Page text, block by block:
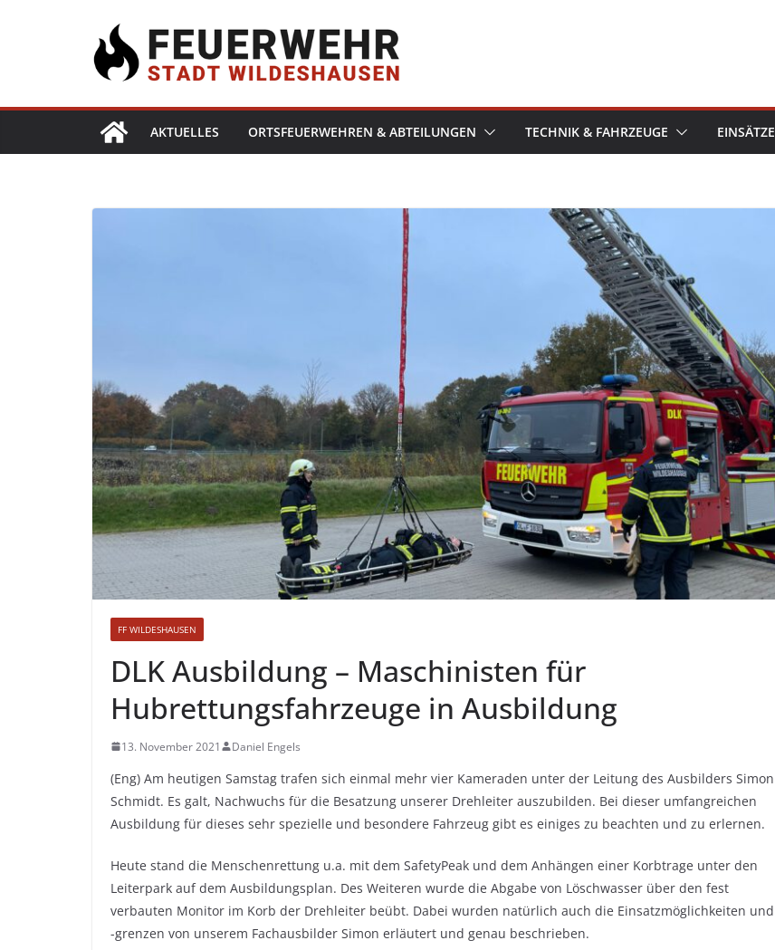
AKTUELLES ORTSFEUERWEHREN & ABTEILUNGEN TECHNIK & FAHRZEUGE EINSÄTZE
FF WILDESHAUSEN
DLK Ausbildung – Maschinisten für
Hubrettungsfahrzeuge in Ausbildung
13. November 2021 Daniel Engels
(Eng) Am heutigen Samstag trafen sich einmal mehr vier Kameraden unter der Leitung des Ausbilders Simon
Schmidt. Es galt, Nachwuchs für die Besatzung unserer Drehleiter auszubilden. Bei dieser umfangreichen
Ausbildung für dieses sehr spezielle und besondere Fahrzeug gibt es einiges zu beachten und zu erlernen.
Heute stand die Menschenrettung u.a. mit dem SafetyPeak und dem Anhängen einer Korbtrage unter den
Leiterpark auf dem Ausbildungsplan. Des Weiteren wurde die Abgabe von Löschwasser über den fest
verbauten Monitor im Korb der Drehleiter beübt. Dabei wurden natürlich auch die Einsatzmöglichkeiten und
-grenzen von unserem Fachausbilder Simon erläutert und genau beschrieben.